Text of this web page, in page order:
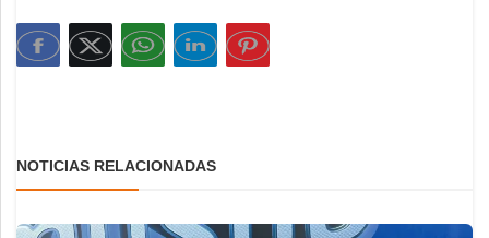
NOTICIAS RELACIONADAS